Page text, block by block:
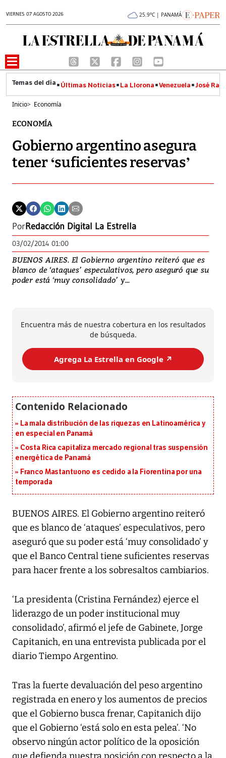
VIERNES 07 AGOSTO 2026 25.9°C | PANAMÁ
Últimas Noticias La Llorona Venezuela José
Inicio> Economía
ECONOMÍA
Gobierno argentino asegura
tener ‘suficientes reservas’
PorRedacción Digital La Estrella
03/02/2014 01:00
BUENOS AIRES. El Gobierno argentino reiteró que es
blanco de ‘ataques’ especulativos, pero aseguró que su
poder está ‘muy consolidado’ y...
Encuentra más de nuestra cobertura en los resultados
de búsqueda.
Agrega La Estrella en Google ↗️
La mala distribución de las riquezas en Latinoamérica y
en especial en Panamá
Costa Rica capitaliza mercado regional tras suspensión
energética de Panamá
Franco Mastantuono es cedido a la Fiorentina por una
temporada
BUENOS AIRES. El Gobierno argentino reiteró
que es blanco de ‘ataques’ especulativos, pero
aseguró que su poder está ‘muy consolidado’ y
que el Banco Central tiene suficientes reservas
para hacer frente a los sobresaltos cambiarios.
‘La presidenta (Cristina Fernández) ejerce el
liderazgo de un poder institucional muy
consolidado’, afirmó el jefe de Gabinete, Jorge
Capitanich, en una entrevista publicada por el
diario Tiempo Argentino.
Tras la fuerte devaluación del peso argentino
registrada en enero y los aumentos de precios
que el Gobierno busca frenar, Capitanich dijo
que el Gobierno ‘está solo en esta pelea’. ‘No
observo ningún actor político de la oposición